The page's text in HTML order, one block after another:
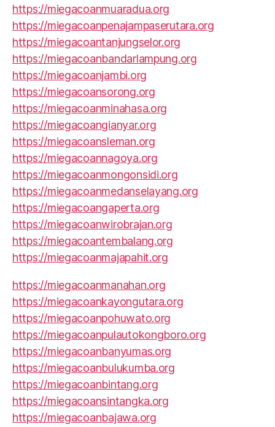
https://miegacoanmuaradua.org
https://miegacoanpenajampaserutara.org
https://miegacoantanjungselor.org
https://miegacoanbandarlampung.org
https://miegacoanjambi.org
https://miegacoansorong.org
https://miegacoanminahasa.org
https://miegacoangianyar.org
https://miegacoansleman.org
https://miegacoannagoya.org
https://miegacoanmongonsidi.org
https://miegacoanmedanselayang.org
https://miegacoangaperta.org
https://miegacoanwirobrajan.org
https://miegacoantembalang.org
https://miegacoanmajapahit.org
https://miegacoanmanahan.org
https://miegacoankayongutara.org
https://miegacoanpohuwato.org
https://miegacoanpulautokongboro.org
https://miegacoanbanyumas.org
https://miegacoanbulukumba.org
https://miegacoanbintang.org
https://miegacoansintangka.org
https://miegacoanbajawa.org